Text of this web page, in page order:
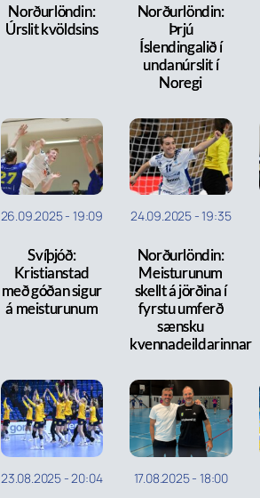
Norðurlöndin:
Úrslit kvöldsins
Norðurlöndin:
Þrjú
Íslendingalið í
undanúrslit í
Noregi
26.09.2025- 19:09
Svíþjóð:
Kristianstad
með góðan sigur
á meisturunum
24.09.2025 -19:35
Norðurlöndin:
Meisturunum
skellt á jörðina í
fyrstu umferð
sænsku
kvennadeildarinnar
23.08.2025 -20:04 17.08.2025- 18:00